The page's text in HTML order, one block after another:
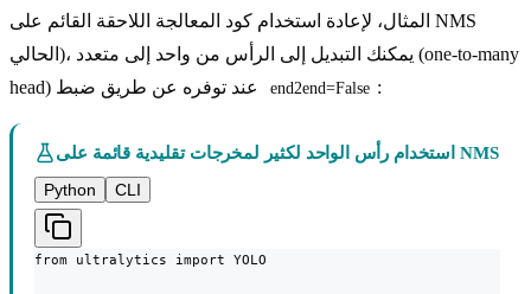
المثال، لإعادة استخدام كود المعالجة اللاحقة القائم على NMS
الحالي)، يمكنك التبديل إلى الرأس من واحد إلى متعدد (one-to-many
end2end=False :
استخدام رأس الواحد لكثير لمخرجات تقليدية قائمة على NMS
Python
CLI
from ultralytics import YOLO